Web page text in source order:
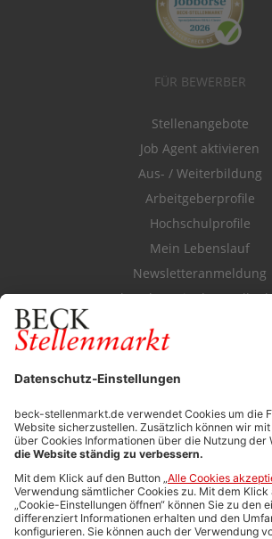
FÜR BEWERBER
Stellenangebote
Job Agent aktivieren
Aus- / Weiterbildung
Arbeitgeberprofile
Hochschulprofile
Mein Lebenslauf
Newsletteranmeldung
Durchsuchen Sie den
FÜR ARBEITGEBER
Stellenmarktpreise
Anzeigen-AGB
Media-Daten
Newsletteranmeldung
Produktübersicht
ALLGEMEIN